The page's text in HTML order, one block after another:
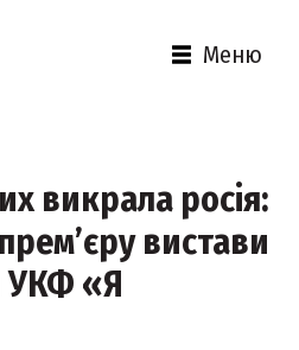
Меню
викрала росія:
вистави
УКФ «Я